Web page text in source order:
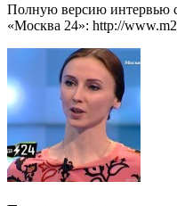
Полную версию интервью
«Москва 24»: http://